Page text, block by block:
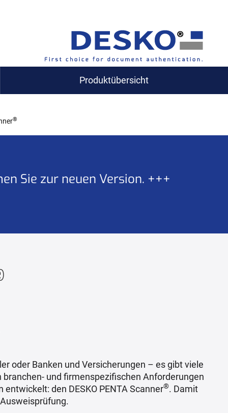
Produktübersicht
®
Sie zur neuen Version. +++
oder Banken und Versicherungen – es gibt viele
und firmenspezifischen Anforderungen
den DESKO PENTA Scanner®. Damit